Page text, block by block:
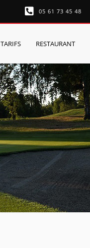
05 61 73 45 48
TARIFS RESTAURANT